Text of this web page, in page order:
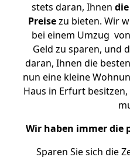
stets daran, Ihnen
Preisezu bieten. Wir
bei einem Umzug
Geld zu sparen, und
daran, Ihnen die
nun eine kleine
Haus in Erfurt
Wir haben immer die
Sparen Sie sich die